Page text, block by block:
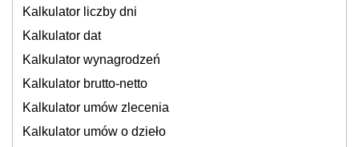
Kalkulator liczby dni
Kalkulator dat
Kalkulator wynagrodzeń
Kalkulator brutto-netto
Kalkulator umów zlecenia
Kalkulator umów o dzieło